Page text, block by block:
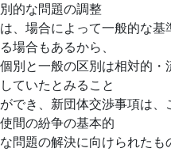
別的な問題の調整
は、場合によって一般的な
る場合もあるから、
個別と一般の区別は相対的
していたとみること
ができ、新団体交渉事項は
使間の紛争の基本的
な問題の解決に向けられた